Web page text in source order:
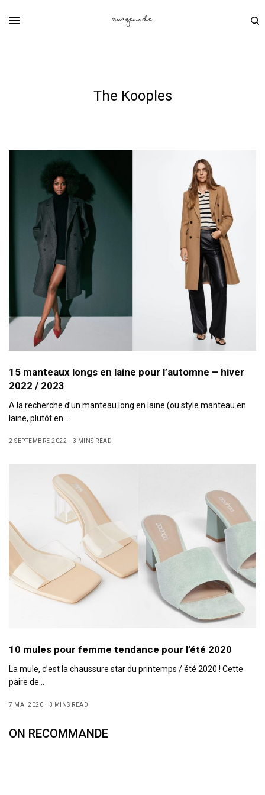
The Kooples
15 manteaux longs en laine pour l’automne – hiver
2022 / 2023
A la recherche d’un manteau long en laine (ou style manteau en
laine, plutôt en…
2 SEPTEMBRE 2022 3 MINS READ
10 mules pour femme tendance pour l’été 2020
La mule, c’est la chaussure star du printemps / été 2020 ! Cette
paire de…
7 MAI 2020 3 MINS READ
ON RECOMMANDE